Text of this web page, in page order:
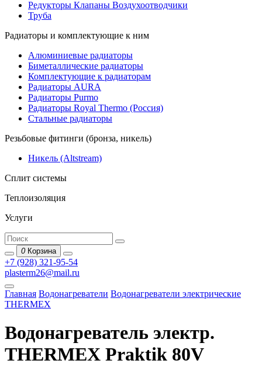
Редукторы Клапаны Воздухоотводчики
Труба
Радиаторы и комплектующие к ним
Алюминиевые радиаторы
Биметаллические радиаторы
Комплектующие к радиаторам
Радиаторы AURA
Радиаторы Purmo
Радиаторы Royal Thermo (Россия)
Стальные радиаторы
Резьбовые фитинги (бронза, никель)
Никель (Altstream)
Сплит системы
Теплоизоляция
Услуги
0 Корзина
+7 (928) 321-95-54
plasterm26@mail.ru
Главная Водонагреватели Водонагреватели электрические
THERMEX
Водонагреватель электр.
THERMEX Praktik 80V